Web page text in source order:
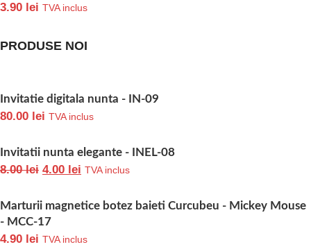
3.90 lei TVA inclus
PRODUSE NOI
Invitatie digitala nunta - IN-09
80.00 lei TVA inclus
Invitatii nunta elegante - INEL-08
8.00lei 4.00 lei TVA inclus
Marturii magnetice botez baieti Curcubeu - Mickey Mouse
- MCC-17
4.90 lei TVA inclus